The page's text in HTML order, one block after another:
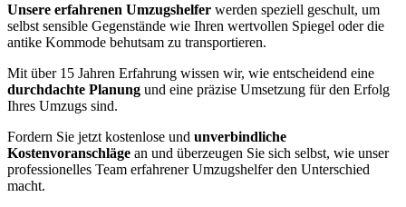
Unsere erfahrenen Umzugshelfer werden speziell geschult, um
selbst sensible Gegenstände wie Ihren wertvollen Spiegel oder die
antike Kommode behutsam zu transportieren.
Mit über 15 Jahren Erfahrung wissen wir, wie entscheidend eine
durchdachte Planung und eine präzise Umsetzung für den Erfolg
Ihres Umzugs sind.
Fordern Sie jetzt kostenlose und unverbindliche
Kostenvoranschläge an und überzeugen Sie sich selbst, wie unser
professionelles Team erfahrener Umzugshelfer den Unterschied
macht.